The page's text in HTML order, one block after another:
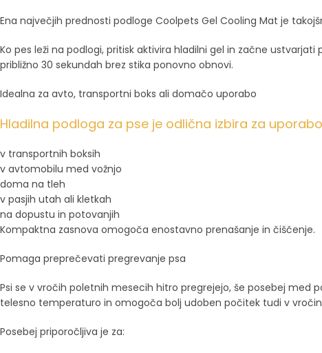
Ena največjih prednosti podloge Coolpets Gel Cooling Mat je
Ko pes leži na podlogi, pritisk aktivira hladilni gel in začne
približno 30 sekundah brez stika ponovno obnovi.
Idealna za avto, transportni boks ali domačo uporabo
Hladilna podloga za pse je odlična izbira za
v transportnih boksih
v avtomobilu med vožnjo
doma na tleh
v pasjih utah ali kletkah
na dopustu in potovanjih
Kompaktna zasnova omogoča enostavno prenašanje in čiščenje.
Pomaga preprečevati pregrevanje psa
Psi se v vročih poletnih mesecih hitro pregrejejo, še posebej
telesno temperaturo in omogoča bolj udoben počitek tudi v
Posebej priporočljiva je za: